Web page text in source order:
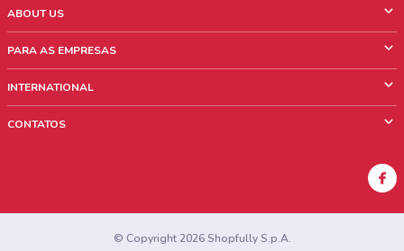
ABOUT US
Quem Somos
Trabalhe conosco
PARA AS EMPRESAS
Informações comerciais
INTERNATIONAL
CONTATOS
Encontrou algum problema no site ou no aplicativo?
© Copyright 2026 Shopfully S.p.A.